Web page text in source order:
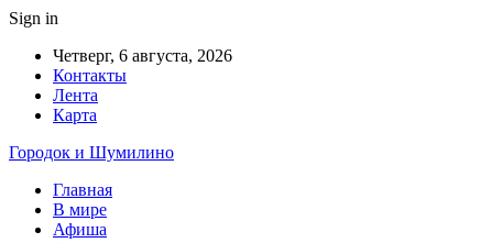
Sign in
Четверг, 6 августа, 2026
Контакты
Лента
Карта
Городок и Шумилино
Главная
В мире
Афиша